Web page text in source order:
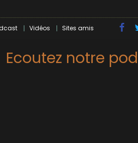
Vidéos Sites amis
Ecoutez notre